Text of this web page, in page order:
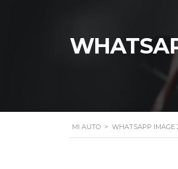
MI AUTO > WHATSAPP IMAGE